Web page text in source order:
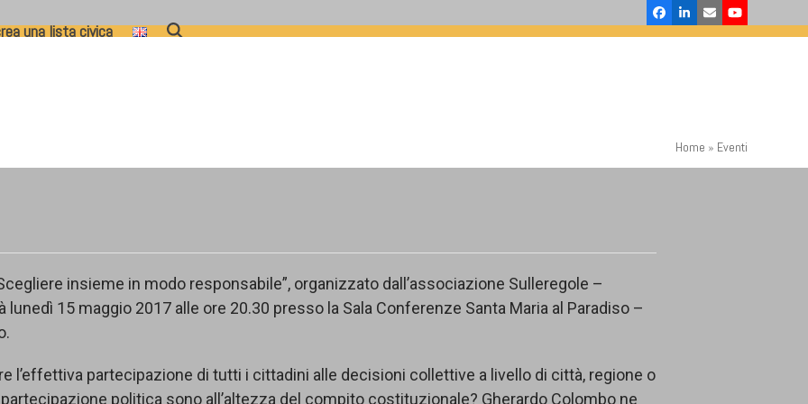
Facebook
LinkedIn
EmailYouTube
una lista civica
Home » Eventi
insieme in modo responsabile”, organizzato dall’associazione Sulleregole –
15 maggio 2017 alle ore 20.30 presso la Sala Conferenze Santa Maria al Paradiso –
l’effettiva partecipazione di tutti i cittadini alle decisioni collettive a livello di città, regione o
politica sono all’altezza del compito costituzionale? Gherardo Colombo ne